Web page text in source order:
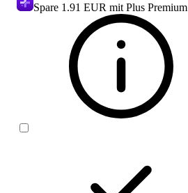
Spare 1.91 EUR mit Plus Premium